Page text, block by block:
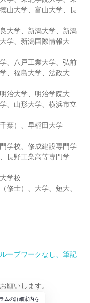
山大学、富山大学、長
大学、新潟大学、新潟
学、新潟国際情報大
、八戸工業大学、弘前
、福島大学、法政大
治大学、明治学院大
、山形大学、横浜市立
葉）、早稲田大学
学校、修成建設専門学
長野工業高等専門学
学校
修士）、大学、短大、
ープワークなし、筆記
願いします。
ムの詳細案内を